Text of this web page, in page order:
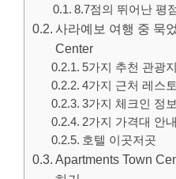
8.7점의 뛰어난 평
사라예보 여행 중 묵
Center
5가지 추천 관광지
4가지 근처 레스
3가지 체크인 정보
2가지 가격대 안내
호텔 이곳저곳
Apartments Town